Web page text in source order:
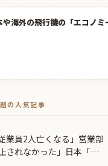
や海外の飛行機の「エコノ
の人気記事
業員2人亡くなる」営業部
されなかった」日本「部